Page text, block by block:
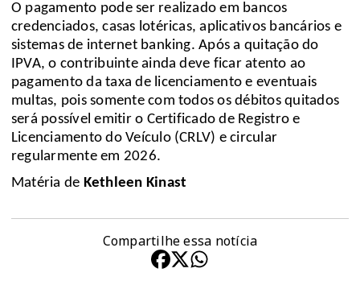
O pagamento pode ser realizado em bancos
credenciados, casas lotéricas, aplicativos bancários e
sistemas de internet banking. Após a quitação do
IPVA, o contribuinte ainda deve ficar atento ao
pagamento da taxa de licenciamento e eventuais
multas, pois somente com todos os débitos quitados
será possível emitir o Certificado de Registro e
Licenciamento do Veículo (CRLV) e circular
regularmente em 2026.
Matéria de Kethleen Kinast
Compartilhe essa notícia